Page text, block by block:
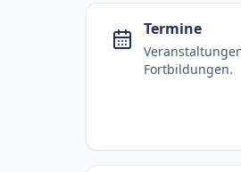
Termine
Fortbildungen.